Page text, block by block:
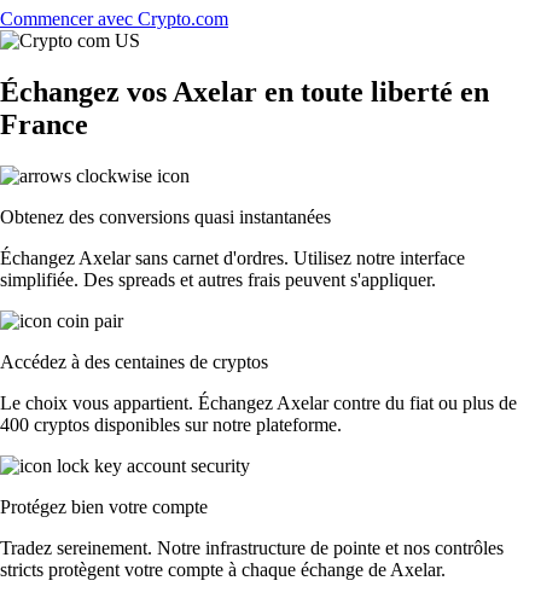
Commencer avec Crypto.com
Échangez vos Axelar en toute liberté en
France
Obtenez des conversions quasi instantanées
Échangez Axelar sans carnet d'ordres. Utilisez notre interface
simplifiée. Des spreads et autres frais peuvent s'appliquer.
Accédez à des centaines de cryptos
Le choix vous appartient. Échangez Axelar contre du fiat ou plus de
400 cryptos disponibles sur notre plateforme.
Protégez bien votre compte
Tradez sereinement. Notre infrastructure de pointe et nos contrôles
stricts protègent votre compte à chaque échange de Axelar.